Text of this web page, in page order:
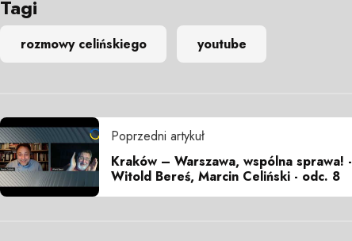
Tagi
rozmowy celińskiego youtube
Poprzedni artykuł
Kraków – Warszawa, wspólna sprawa! -
Witold Bereś, Marcin Celiński - odc. 8